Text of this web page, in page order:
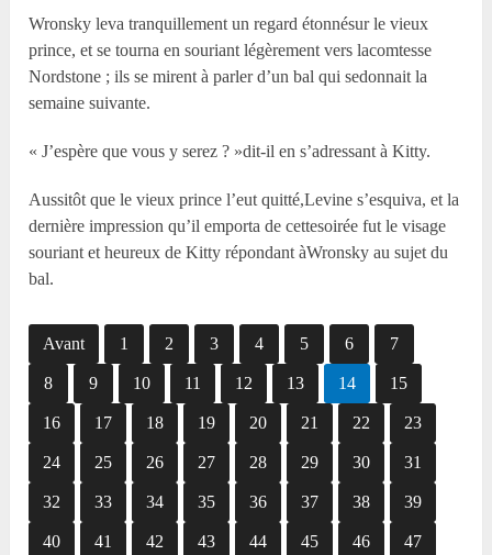
Wronsky leva tranquillement un regard étonnésur le vieux
prince, et se tourna en souriant légèrement vers lacomtesse
Nordstone ; ils se mirent à parler d’un bal qui sedonnait la
semaine suivante.
« J’espère que vous y serez ? »dit-il en s’adressant à Kitty.
Aussitôt que le vieux prince l’eut quitté,Levine s’esquiva, et la
dernière impression qu’il emporta de cettesoirée fut le visage
souriant et heureux de Kitty répondant àWronsky au sujet du
bal.
Avant 1 2 3 4 5 6 7
8 9 10 11 12 13 14 15
16 17 18 19 20 21 22 23
24 25 26 27 28 29 30 31
32 33 34 35 36 37 38 39
40 41 42 43 44 45 46 47